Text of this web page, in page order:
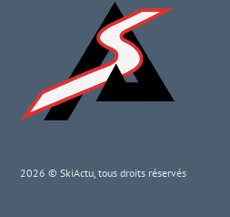
2026 © SkiActu, tous droits réservés